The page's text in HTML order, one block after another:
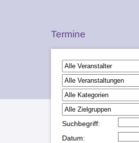
Termine
Suchbegriff:
Datum: